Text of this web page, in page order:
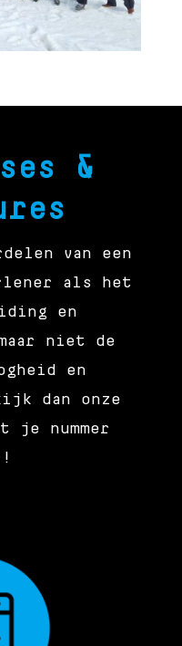
&
van een
als het
en
niet de
en
dan onze
je nummer